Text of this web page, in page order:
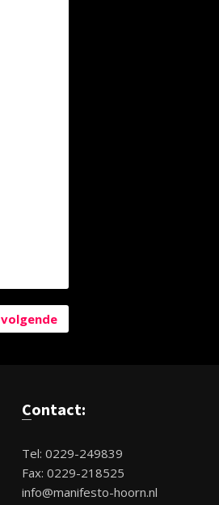
volgende
Contact:
Tel: 0229-249839
Fax: 0229-218525
info@manifesto-hoorn.nl